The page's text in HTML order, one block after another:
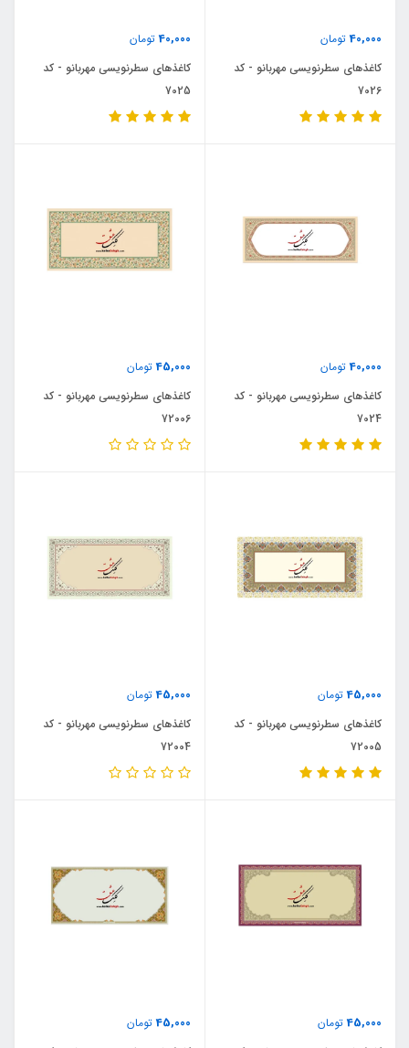
40,000 تومان
کاغذهای سطرنویسی مهربانو - کد
7026
40,000 تومان
کاغذهای سطرنویسی مهربانو - کد
7025
40,000 تومان
کاغذهای سطرنویسی مهربانو - کد
7024
45,000 تومان
کاغذهای سطرنویسی مهربانو - کد
72006
45,000 تومان
کاغذهای سطرنویسی مهربانو - کد
72005
45,000 تومان
کاغذهای سطرنویسی مهربانو - کد
72004
45,000 تومان
45,000 تومان